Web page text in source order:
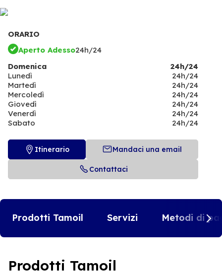
ORARIO
Aperto Adesso24h/24
Domenica
24h/24
Lunedì
24h/24
Martedì
24h/24
Mercoledì
24h/24
Giovedì
24h/24
Venerdì
24h/24
Sabato
24h/24
Itinerario Mandaci una email
Contattaci
Prodotti Tamoil Servizi Metodi di
Prodotti Tamoil